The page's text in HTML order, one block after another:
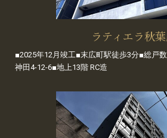
ラティエラ秋
■2025年12月竣工■末広町駅徒歩3分■総戸
神田4-12-6■地上13階 RC造